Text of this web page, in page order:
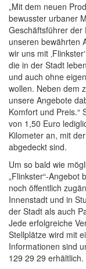
„Mit dem neuen
bewusster urbaner
Geschäftsführer der
unseren bewährten
wir uns mit
die in der Stadt
und auch ohne
wollen. Neben dem
unsere Angebote
Komfort und Preis.“
von 1,50 Euro
Kilometer an, mit
abgedeckt sind.
Um so bald wie
„Flinkster“-Angebot
noch öffentlich
Innenstadt und in
der Stadt als auch
Jede erfolgreiche
Stellplätze wird mit
Informationen sind
129 29 29 erhältlich.